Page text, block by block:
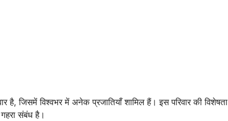
है, जिसमें विश्वभर में अनेक प्रजातियाँ शामिल हैं। इस परिवार की विशेषता
संबंध है।